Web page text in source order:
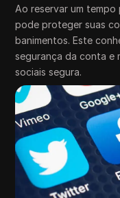
Ao reservar um tempo
pode proteger suas
banimentos. Este
segurança da conta e
sociais segura.